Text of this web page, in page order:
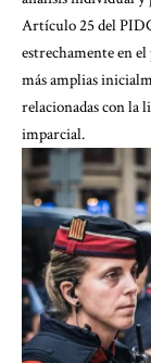
Artículo 25 del
estrechamente en el
más amplias
relacionadas conla
imparcial.